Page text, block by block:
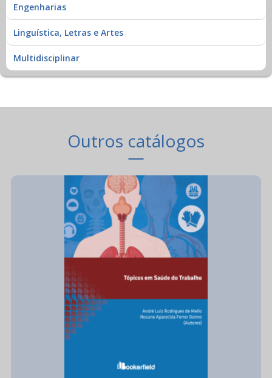
Engenharias
Linguística, Letras e Artes
Multidisciplinar
Outros catálogos